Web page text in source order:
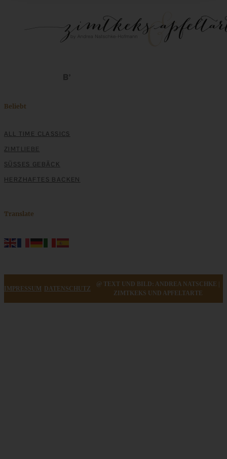
Beliebt
ALL TIME CLASSICS
ZIMTLIEBE
SÜSSES GEBÄCK
HERZHAFTES BACKEN
Translate
IMPRESSUM DATENSCHUTZ
@ TEXT UND BILD: ANDREA NATSCHKE |
ZIMTKEKS UND APFELTARTE